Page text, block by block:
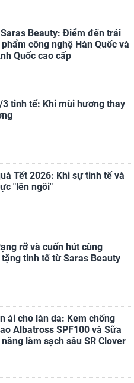
Beauty: Điểm đến trải
công nghệ Hàn Quốc và
Quốc cao cấp
3 tinh tế: Khi mùi hương thay
Tết 2026: Khi sự tinh tế và
"lên ngôi"
rỡ và cuốn hút cùng
tinh tế từ Saras Beauty
ái cho làn da: Kem chống
Albatross SPF100 và Sữa
làm sạch sâu SR Clover